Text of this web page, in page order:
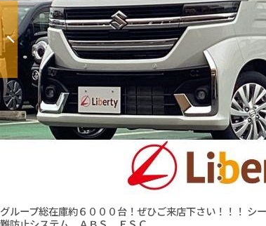
グループ総在庫約６０００台！ぜひご来店下さい！！！